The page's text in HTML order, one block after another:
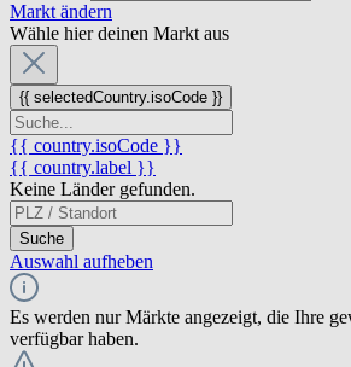
Markt ändern
Wähle hier deinen Markt aus
{{ selectedCountry.isoCode }}
{{ country.isoCode }}
{{ country.label }}
Keine Länder gefunden.
Suche
Auswahl aufheben
Es werden nur Märkte angezeigt, die Ihre
verfügbar haben.